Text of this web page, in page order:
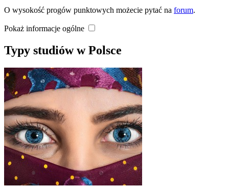
O wysokość progów punktowych możecie pytać na forum.
Pokaż informacje ogólne
Typy studiów w Polsce